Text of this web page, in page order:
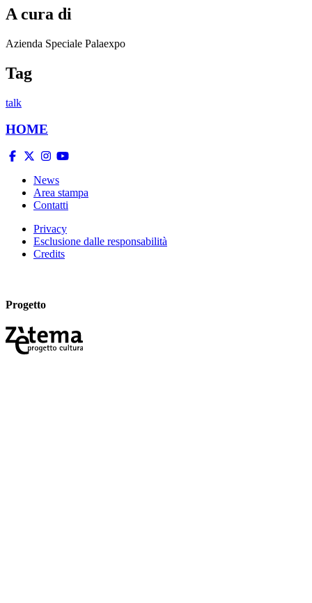
A cura di
Azienda Speciale Palaexpo
Tag
talk
HOME
News
Area stampa
Contatti
Privacy
Esclusione dalle responsabilità
Credits
Progetto